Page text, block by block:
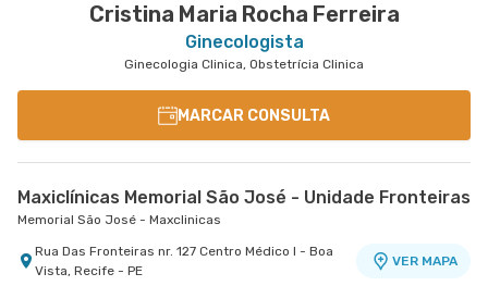
Cristina Maria Rocha Ferreira
Ginecologista
Ginecologia Clinica, Obstetrícia Clinica
MARCAR CONSULTA
Maxiclínicas Memorial São José - Unidade Fronteiras
Memorial São José - Maxclinicas
Rua Das Fronteiras nr. 127 Centro Médico I - Boa
Vista, Recife - PE
VER MAPA